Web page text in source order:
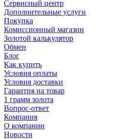
Сервисный центр
Дополнительные услуги
Покупка
Комиссионный магазин
Золотой калькулятор
Обмен
Блог
Как купить
Условия оплаты
Условия доставки
Гарантия на товар
1 грамм золота
Вопрос-ответ
Компания
О компании
Новости